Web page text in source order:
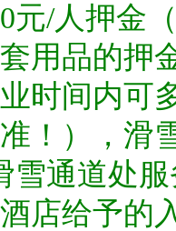
元/人押金
用品的押
时间内可
！），滑
雪通道处
店给予的